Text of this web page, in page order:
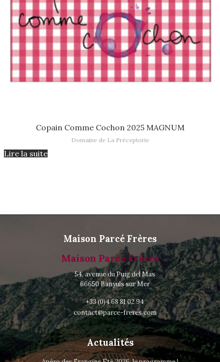
Lire la suiteCopain Comme Cochon 2025 MAGNUM
Domaine de La Préceptorie
Lire la suite
Maison Parcé Frères
Maison Parcé Frères
54, avenue du Puig del Mas
66650 Banyuls sur Mer
+33 (0)4 68 81 02 94
contact@parce-freres.com
Actualités